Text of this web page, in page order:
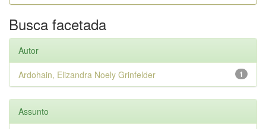
Busca facetada
Autor
1
Ardohain, Elizandra Noely Grinfelder
Assunto